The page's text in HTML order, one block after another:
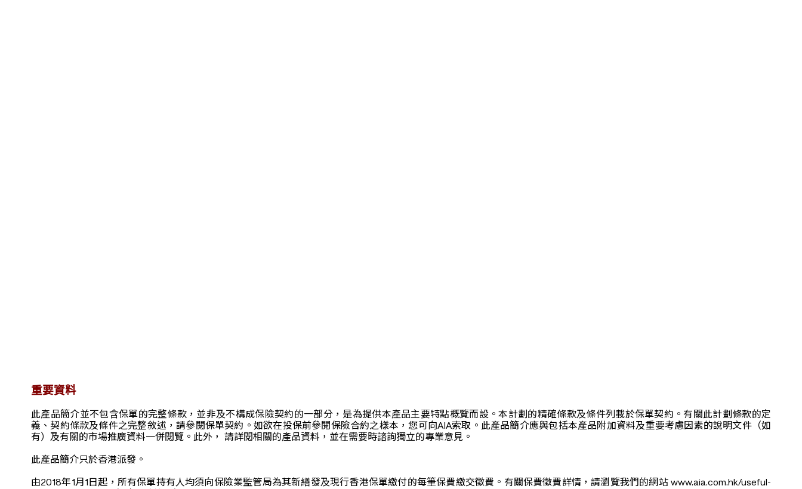
重要資料
此產品簡介並不包含保單的完整條款，並非及不構成保險契約的一部分，是為提供本產品主要特點概覽而設。本計劃的精確條款及條件列載於保單契約。有關此計劃條款的定
義、契約條款及條件之完整敘述，請參閱保單契約。如欲在投保前參閱保險合約之樣本，您可向AIA索取。此產品簡介應與包括本產品附加資料及重要考慮因素的說明文件（如
有）及有關的市場推廣資料一併閱覽。此外， 請詳閱相關的產品資料，並在需要時諮詢獨立的專業意見。
此產品簡介只於香港派發。
由2018年1月1日起，所有保單持有人均須向保險業監管局為其新繕發及現行香港保單繳付的每筆保費繳交徵費。有關保費徵費詳情，請瀏覽我們的網站 www.aia.com.hk/useful-